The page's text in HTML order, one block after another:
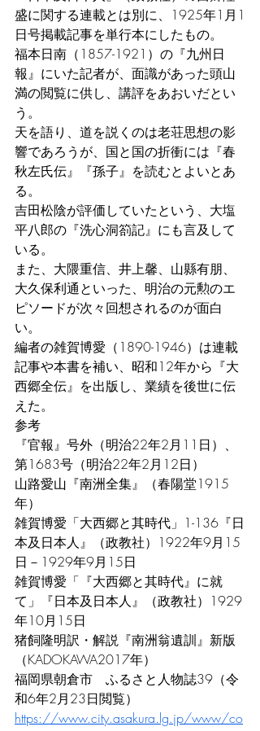
盛に関する連載とは別に、1925年1月1
日号掲載記事を単行本にしたもの。
福本日南（1857-1921）の『九州日
報』にいた記者が、面識があった頭山
満の閲覧に供し、講評をあおいだとい
う。
天を語り、道を説くのは老荘思想の影
響であろうが、国と国の折衝には『春
秋左氏伝』『孫子』を読むとよいとあ
る。
吉田松陰が評価していたという、大塩
平八郎の『洗心洞箚記』にも言及して
いる。
また、大隈重信、井上馨、山縣有朋、
大久保利通といった、明治の元勲のエ
ピソードが次々回想されるのが面白
い。
編者の雑賀博愛（1890-1946）は連載
記事や本書を補い、昭和12年から『大
西郷全伝』を出版し、業績を後世に伝
えた。
参考
『官報』号外（明治22年2月11日）、
第1683号（明治22年2月12日）
山路愛山『南洲全集』（春陽堂1915
年）
雑賀博愛「大西郷と其時代」1-136『日
本及日本人』（政教社）1922年9月15
日－1929年9月15日
雑賀博愛「『大西郷と其時代』に就
て」『日本及日本人』（政教社）1929
年10月15日
猪飼隆明訳・解説『南洲翁遺訓』新版
（KADOKAWA2017年）
福岡県朝倉市　ふるさと人物誌39（令
和6年2月23日閲覧）
https://www.city.asakura.lg.jp/www/co